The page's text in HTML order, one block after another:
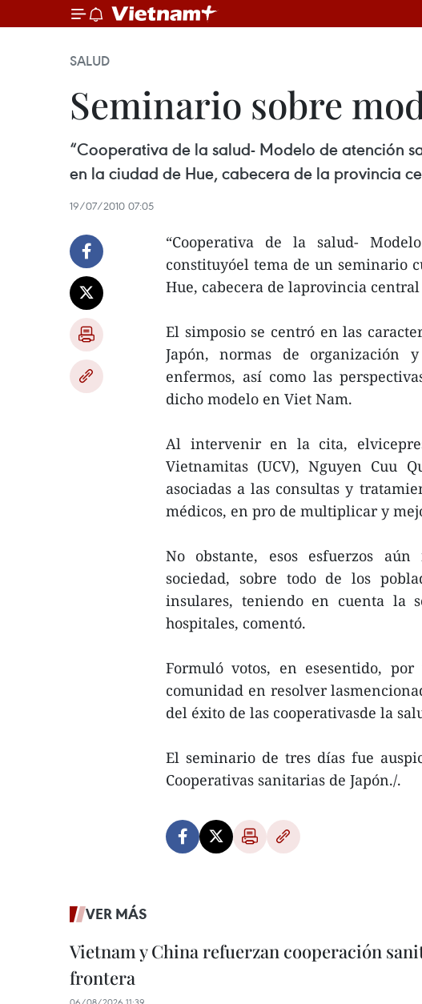
SALUD
Seminario sobre
“Cooperativa de la salud- Modelo de atención
en la ciudad de Hue, cabecera de la provincia
19/07/2010 07:05
“Cooperativa de la salud-
constituyóel tema de un seminario
Hue, cabecera de laprovincia
El simposio se centró en las
Japón, normas de organización
enfermos, así como las
dicho modelo en Viet Nam.
Al intervenir en la cita,
Vietnamitas (UCV), Nguyen Cuu
asociadas a las consultas y
médicos, en pro de multiplicar y
No obstante, esos esfuerzos
sociedad, sobre todo de los
insulares, teniendo en cuenta la
hospitales, comentó.
Formuló votos, en esesentido,
comunidad en resolver
del éxito de las cooperativasde la
El seminario de tres días fue
Cooperativas sanitarias de Japón./.
VER MÁS
Vietnam y China refuerzan cooperación
frontera